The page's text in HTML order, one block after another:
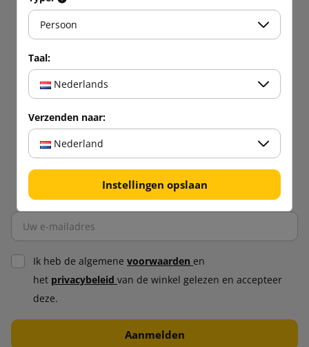
Ik heb de algemene voorwaarden en
het privacybeleid van de winkel gelezen en accepteer
deze.
Persoon
Taal:
Nederlands
Verzenden naar:
Nederland
Instellingen opslaan